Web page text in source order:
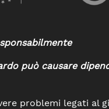
può causare
problemi legati al